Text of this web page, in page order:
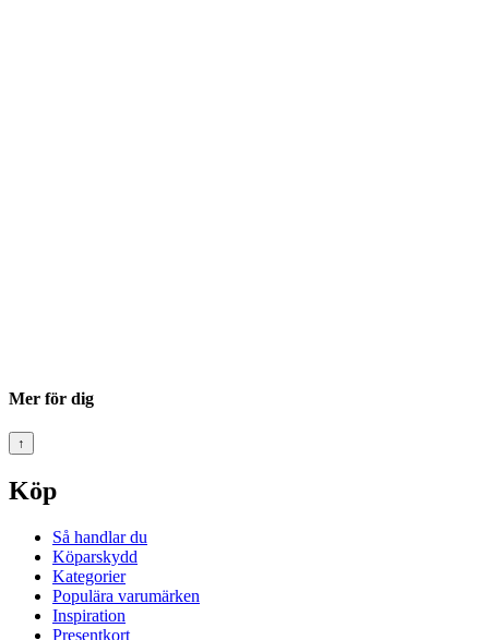
Mer för dig
↑
Köp
Så handlar du
Köparskydd
Kategorier
Populära varumärken
Inspiration
Presentkort